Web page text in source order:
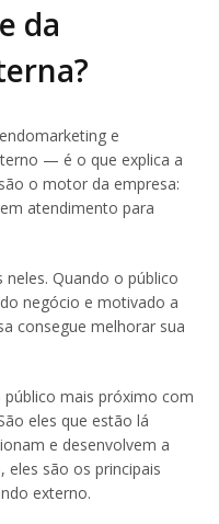
da
e
— é o que explica a
o motor da empresa:
atendimento para
Quando o público
negócio e motivado a
consegue melhorar sua
mais próximo com
eles que estão lá
e desenvolvem a
são os principais
externo.